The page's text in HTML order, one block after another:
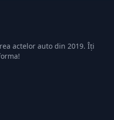
actelor auto din 2019. Îți